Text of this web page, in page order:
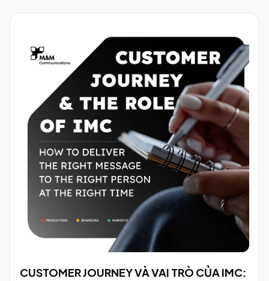
CUSTOMER JOURNEY VÀ VAI TRÒ CỦA IMC: